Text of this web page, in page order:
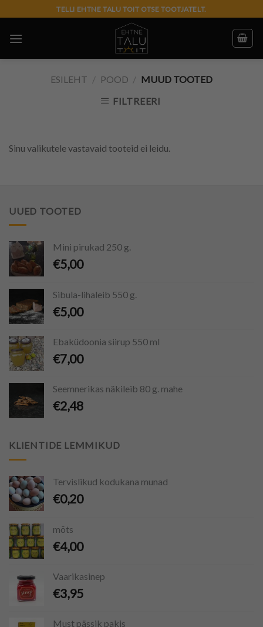
content
TELLI EHTNE TALU TOIT OTSE TOOTJATELT.
ESILEHT / POOD / MUUD TOOTED
FILTREERI
Sinu valikutele vastavaid tooteid ei leidu.
UUED TOOTED
Mini pirukad 250 g.
€5,00
Sibula-lihaleib 550 g.
€5,00
Ebaküdoonia siirup 550 ml
€7,00
Seemnerikas näkileib 80 g. mahe
€2,48
KLIENTIDE LEMMIKUD
Tervislikud kodukana munad
€0,20
mõts
€4,00
Vaarikasinep
€3,95
Must pässik pakis